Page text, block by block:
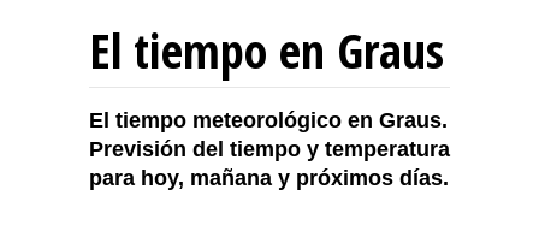
El tiempo en Graus
El tiempo meteorológico en Graus.
Previsión del tiempo y temperatura
para hoy, mañana y próximos días.